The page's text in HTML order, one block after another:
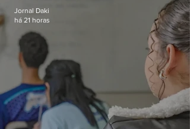
Jornal Daki
há 21 horas